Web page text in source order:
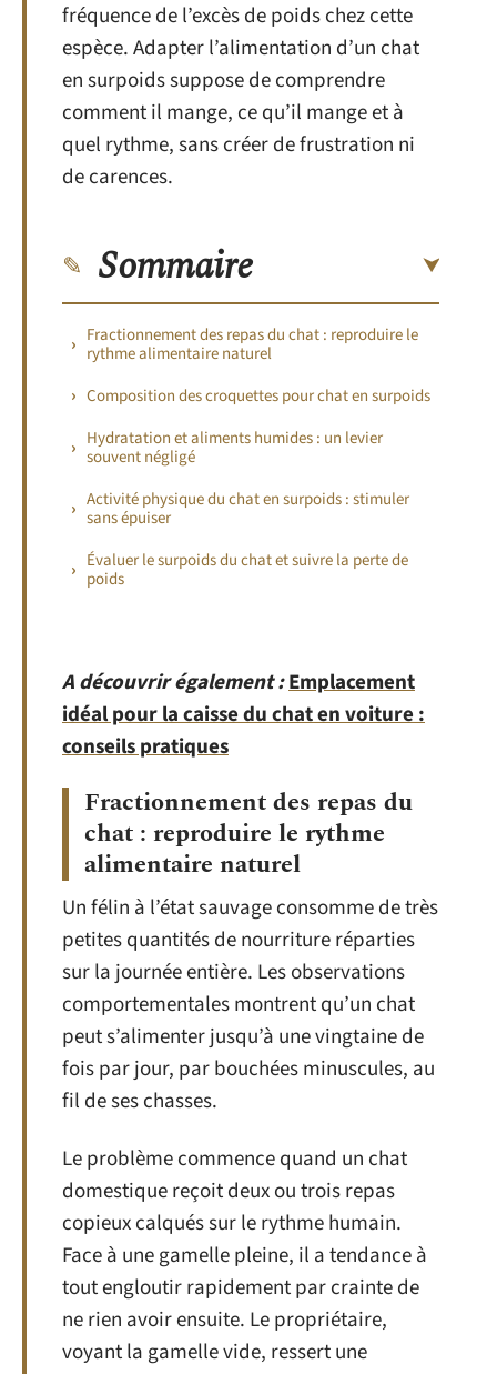
fréquence de l’excès de poids chez cette
espèce. Adapter l’alimentation d’un chat
en surpoids suppose de comprendre
comment il mange, ce qu’il mange et à
quel rythme, sans créer de frustration ni
de carences.
Sommaire
Fractionnement des repas du chat : reproduire le
rythme alimentaire naturel
Composition des croquettes pour chat en surpoids
Hydratation et aliments humides : un levier
souvent négligé
Activité physique du chat en surpoids : stimuler
sans épuiser
Évaluer le surpoids du chat et suivre la perte de
poids
A découvrir également :Emplacement
idéal pour la caisse du chat en voiture :
conseils pratiques
Fractionnement des repas du
chat : reproduire le rythme
alimentaire naturel
Un félin à l’état sauvage consomme de très
petites quantités de nourriture réparties
sur la journée entière. Les observations
comportementales montrent qu’un chat
peut s’alimenter jusqu’à une vingtaine de
fois par jour, par bouchées minuscules, au
fil de ses chasses.
Le problème commence quand un chat
domestique reçoit deux ou trois repas
copieux calqués sur le rythme humain.
Face à une gamelle pleine, il a tendance à
tout engloutir rapidement par crainte de
ne rien avoir ensuite. Le propriétaire,
voyant la gamelle vide, ressert une